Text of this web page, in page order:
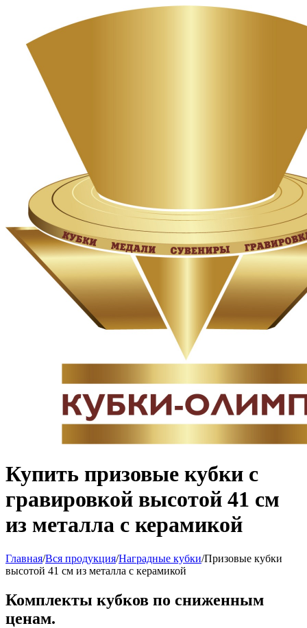
Купить призовые кубки с
гравировкой высотой 41 см
из металла с керамикой
Главная/Вся продукция/Наградные кубки/Призовые кубки
высотой 41 см из металла с керамикой
Комплекты кубков по сниженным
ценам.